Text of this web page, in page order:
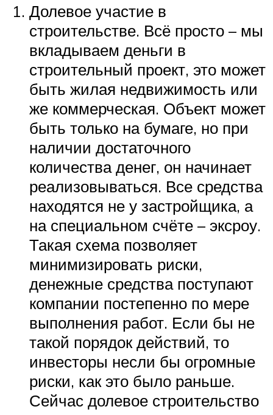
Долевое участие в
строительстве. Всё просто – мы
вкладываем деньги в
строительный проект, это может
быть жилая недвижимость или
же коммерческая. Объект может
быть только на бумаге, но при
наличии достаточного
количества денег, он начинает
реализовываться. Все средства
находятся не у застройщика, а
на специальном счёте – эксроу.
Такая схема позволяет
минимизировать риски,
денежные средства поступают
компании постепенно по мере
выполнения работ. Если бы не
такой порядок действий, то
инвесторы несли бы огромные
риски, как это было раньше.
Сейчас долевое строительство